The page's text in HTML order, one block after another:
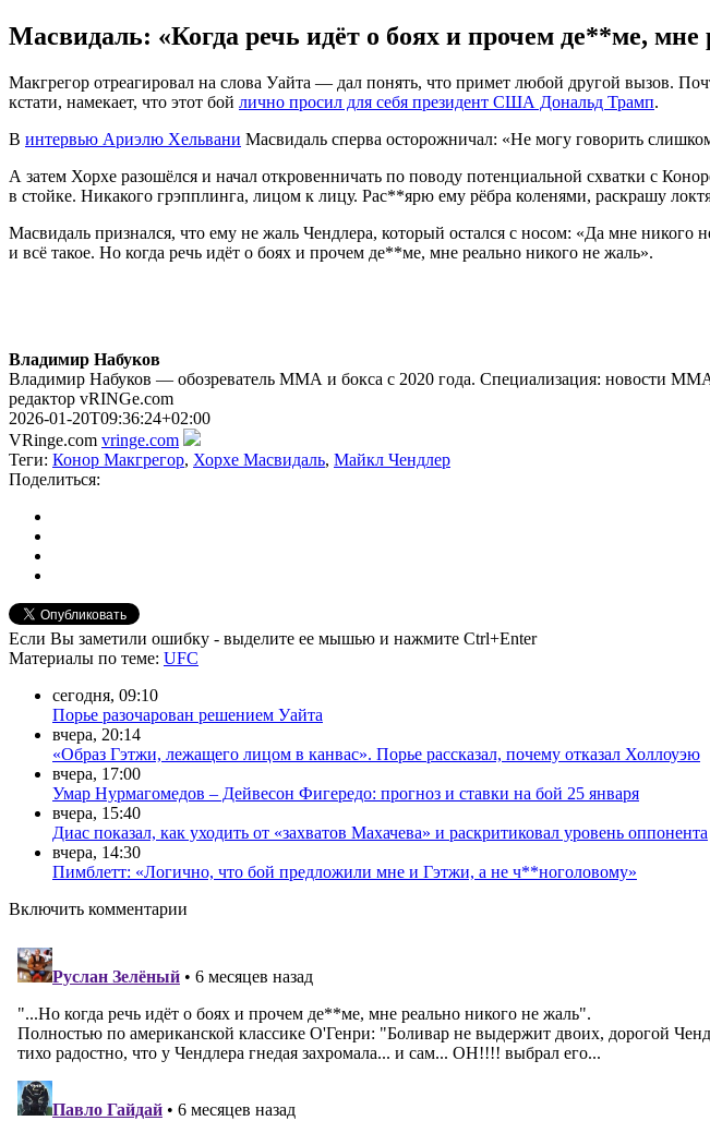
Масвидаль: «Когда речь идёт о боях и прочем де**ме, мне
Макгрегор отреагировал на слова Уайта — дал понять, что примет любой другой вызов.
кстати, намекает, что этот бой лично просил для себя президент США Дональд Трамп.
В интервью Ариэлю Хельвани Масвидаль сперва осторожничал: «Не могу говорить
А затем Хорхе разошёлся и начал откровенничать по поводу потенциальной схватки с
в стойке. Никакого грэпплинга, лицом к лицу. Рас**ярю ему рёбра коленями, раскрашу
Масвидаль признался, что ему не жаль Чендлера, который остался с носом: «Да мне
и всё такое. Но когда речь идёт о боях и прочем де**ме, мне реально никого не жаль».
Владимир Набуков
Владимир Набуков — обозреватель ММА и бокса с 2020 года. Специализация: новости
редактор vRINGe.com
2026-01-20T09:36:24+02:00
VRinge.com vringe.com
Теги: Конор Макгрегор, Хорхе Масвидаль, Майкл Чендлер
Поделиться:
Если Вы заметили ошибку - выделите ее мышью и нажмите Ctrl+Enter
Материалы по теме: UFC
сегодня, 09:10
Порье разочарован решением Уайта
вчера, 20:14
«Образ Гэтжи, лежащего лицом в канвас». Порье рассказал, почему отказал Холлоуэю
вчера, 17:00
Умар Нурмагомедов – Дейвесон Фигередо: прогноз и ставки на бой 25 января
вчера, 15:40
Диас показал, как уходить от «захватов Махачева» и раскритиковал уровень оппонента
вчера, 14:30
Пимблетт: «Логично, что бой предложили мне и Гэтжи, а не ч**ноголовому»
Включить комментарии